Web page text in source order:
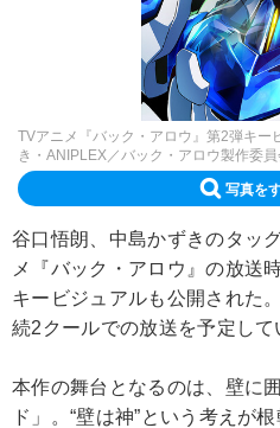
TVアニメ『バック・アロウ』第2弾キー
き・ANIPLEX／バック・アロウ製作委員
写真を
谷口悟朗、中島かずきのタッ
メ『バック・アロウ』の放送
キービジュアルも公開された
続2クールでの放送を予定して
本作の舞台となるのは、壁に
ド」。“壁は神”という考えが